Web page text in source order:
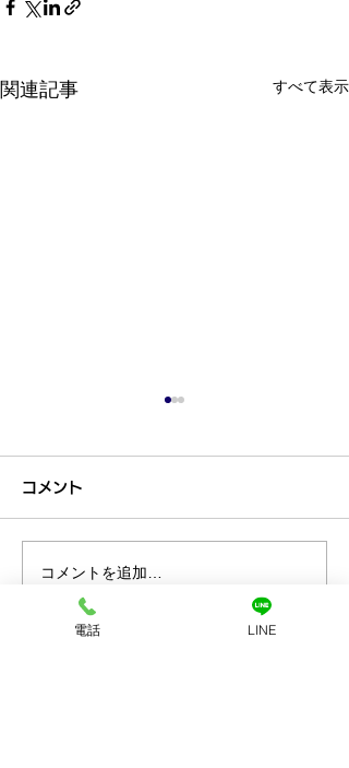
関連記事 すべて表示
プラチナ買取なら神戸市
兵庫区の買取大吉兵庫駅
コメント
コメントを追加…
電話 LINE